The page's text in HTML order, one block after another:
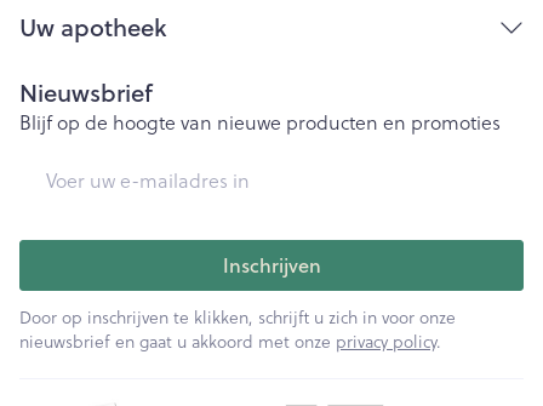
Uw apotheek
Nieuwsbrief
Blijf op de hoogte van nieuwe producten en promoties
Inschrijven
Door op inschrijven te klikken, schrijft u zich in voor onze
nieuwsbrief en gaat u akkoord met onze privacy policy.